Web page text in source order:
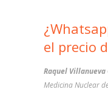
el precio
Raquel Villanueva